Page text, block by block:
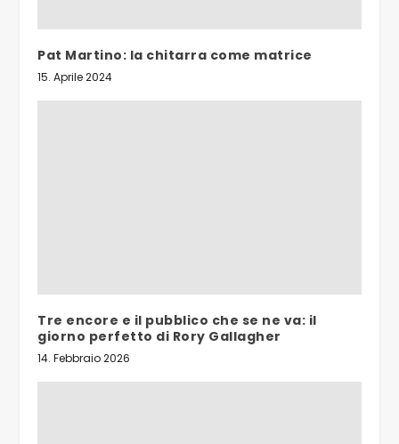
Pat Martino: la chitarra come matrice
15. Aprile 2024
Tre encore e il pubblico che se ne va: il
giorno perfetto di Rory Gallagher
14. Febbraio 2026